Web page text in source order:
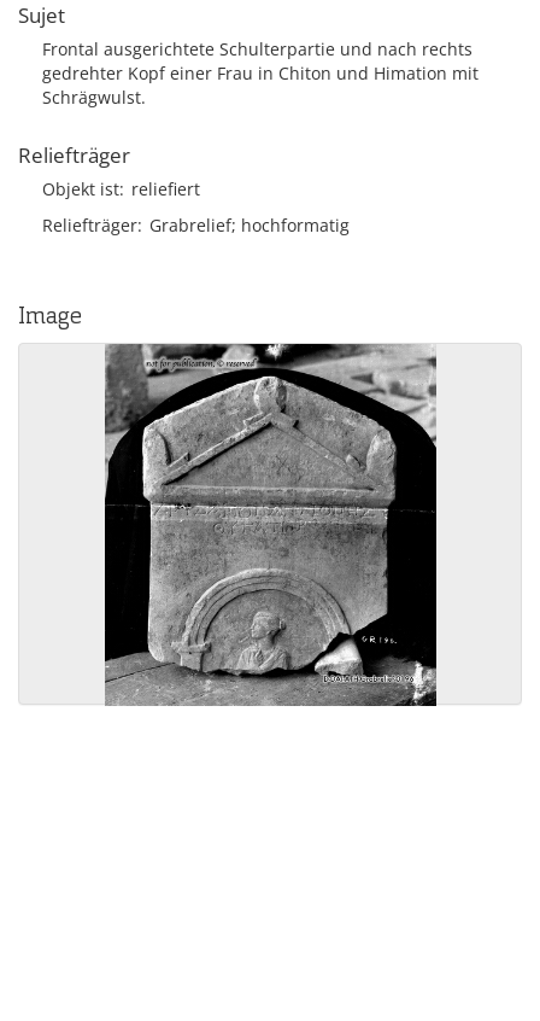
Sujet
Frontal ausgerichtete Schulterpartie und nach rechts
gedrehter Kopf einer Frau in Chiton und Himation mit
Schrägwulst.
Reliefträger
Objekt ist reliefiert
Reliefträger Grabrelief; hochformatig
Image